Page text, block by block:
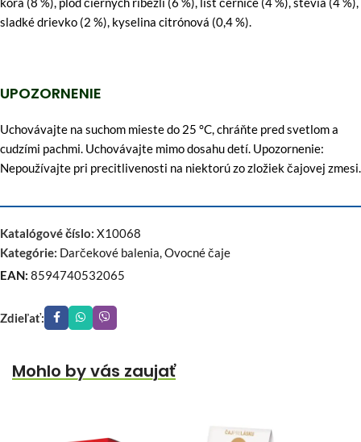
sladké drievko (2 %), kyselina citrónová (0,4 %).
UPOZORNENIE
Uchovávajte na suchom mieste do 25 °C, chráňte pred svetlom a
cudzími pachmi. Uchovávajte mimo dosahu detí. Upozornenie:
Nepoužívajte pri precitlivenosti na niektorú zo zložiek čajovej zmesi.
Katalógové číslo: X10068
Kategórie: Darčekové balenia,Ovocné čaje
EAN: 8594740532065
Zdieľať:
Mohlo by vás zaujať